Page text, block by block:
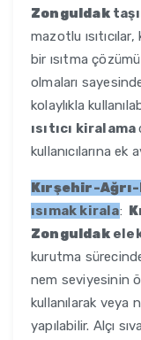
Zonguldak
mazotlu
bir ısıtma
olmaları
kolaylıkla
ısıtıcı kiralama
kullanıcılarına
Kırşehir-
ısımak kirala:
Zonguldak
kurutma
nem seviyesinin
kullanılarak veya
yapılabilir. Alçı